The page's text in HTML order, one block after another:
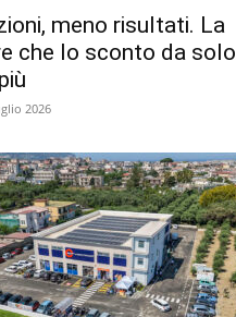
meno risultati. La
che lo sconto da solo
2026